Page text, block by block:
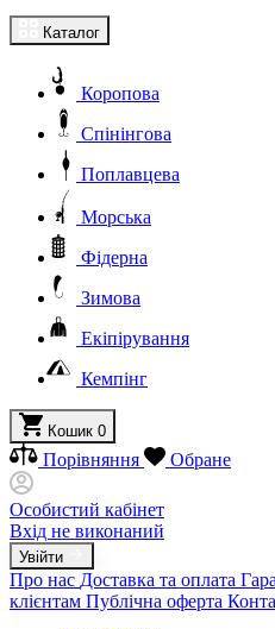
Каталог
Коропова
Спінінгова
Поплавцева
Морська
Фідерна
Зимова
Екіпірування
Кемпінг
Кошик 0
Порівняння Обране
Особистий кабінет
Вхід не виконаний
Увійти
Про нас Доставка та оплата
клієнтам Публічна оферта